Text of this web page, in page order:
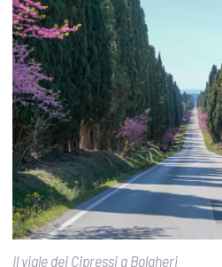
Il viale dei Cipressi a Bolgheri